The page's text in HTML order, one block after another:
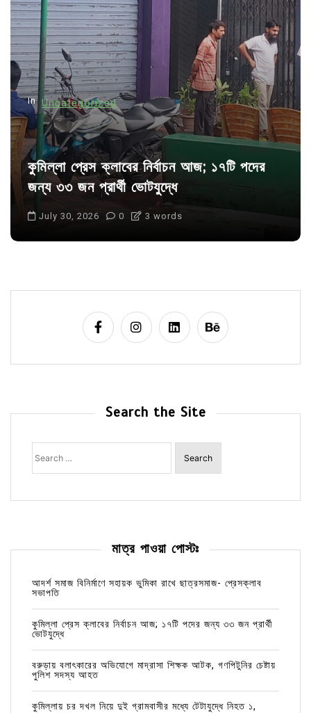
t
i
o
n
In Uncategorized
কুমিল্লা প্রেস ক্লাবের নির্বাচন আজ; ১৭টি পদের
জন্য ৩৩ জন প্রার্থী ভোটযুদ্ধে
July 30, 2026 0 3 words
Search the Site
Search
for:
মাত্র পাওয়া পোস্টঃ
আদর্শ সমাজ বিনির্মাণে সহায়ক ভুমিকা রাখে ছাত্রসমাজ- প্রেসক্লাব
সভাপতি
কুমিল্লা প্রেস ক্লাবের নির্বাচন আজ; ১৭টি পদের জন্য ৩৩ জন প্রার্থী
ভোটযুদ্ধে
বরুড়ায় বলাৎকারের অভিযোগে মাদ্রাসা শিক্ষক আটক, গণপিটুনির চেষ্টায়
পুলিশ সদস্য আহত
কুমিল্লায় চর দখল নিয়ে দুই গ্রামবাসীর মধ্যে টেটাযুদ্ধে নিহত ১,